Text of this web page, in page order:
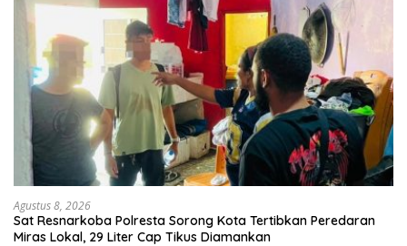
Agustus 8, 2026
Sat Resnarkoba Polresta Sorong Kota Tertibkan Peredaran
Miras Lokal, 29 Liter Cap Tikus Diamankan